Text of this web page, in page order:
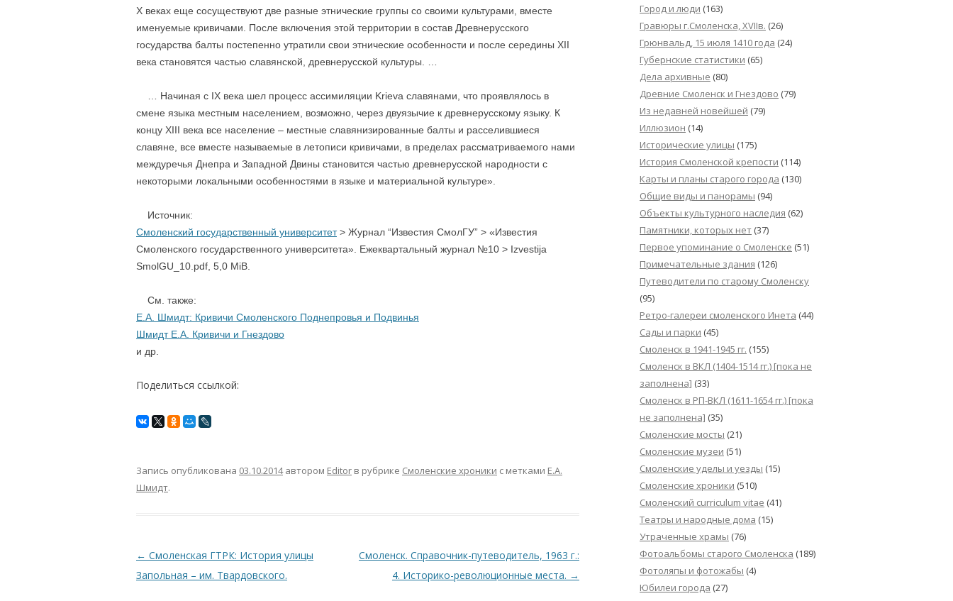
Х веках еще сосуществуют две разные этнические группы со своими культурами, вместе
именуемые кривичами. После включения этой территории в состав Древнерусского
государства балты постепенно утратили свои этнические особенности и после середины XII
века становятся частью славянской, древнерусской культуры. …
… Начиная с IX века шел процесс ассимиляции Krieva славянами, что проявлялось в
смене языка местным населением, возможно, через двуязычие к древнерусскому языку. К
концу XIII века все население – местные славянизированные балты и расселившиеся
славяне, все вместе называемые в летописи кривичами, в пределах рассматриваемого нами
междуречья Днепра и Западной Двины становится частью древнерусской народности с
некоторыми локальными особенностями в языке и материальной культуре».
Источник:
Смоленский государственный университет> Журнал “Известия СмолГУ” > «Известия
Смоленского государственного университета». Ежеквартальный журнал №10 > Izvestija
SmolGU_10.pdf, 5,0 MiB.
См. также:
Е.А. Шмидт: Кривичи Смоленского Поднепровья и Подвинья
Шмидт Е.А. Кривичи и Гнездово
и др.
Поделиться ссылкой:
Запись опубликована 03.10.2014автором Editor в рубрике Смоленские хроники с метками Е.А.
Шмидт.
Навигация по записям
← Смоленская ГТРК: История улицы
Запольная – им. Твардовского.
Смоленск. Справочник-путеводитель, 1963 г.:
4. Историко-революционные места. →
Город и люди (163)
Гравюры г.Смоленска, XVIIв. (26)
Грюнвальд, 15 июля 1410 года (24)
Губернские статистики (65)
Дела архивные (80)
Древние Смоленск и Гнездово (79)
Из недавней новейшей (79)
Иллюзион (14)
Исторические улицы (175)
История Смоленской крепости (114)
Карты и планы старого города (130)
Общие виды и панорамы (94)
Объекты культурного наследия (62)
Памятники, которых нет (37)
Первое упоминание о Смоленске (51)
Примечательные здания (126)
Путеводители по старому Смоленску
(95)
Ретро-галереи смоленского Инета (44)
Сады и парки (45)
Смоленск в 1941-1945 гг. (155)
Смоленск в ВКЛ (1404-1514 гг.) [пока не
заполнена] (33)
Смоленск в РП-ВКЛ (1611-1654 гг.) [пока
не заполнена] (35)
Смоленские мосты (21)
Смоленские музеи (51)
Смоленские уделы и уезды (15)
Смоленские хроники (510)
Смоленский сurriculum vitae (41)
Театры и народные дома (15)
Утраченные храмы (76)
Фотоальбомы старого Смоленска (189)
Фотоляпы и фотожабы (4)
Юбилеи города (27)